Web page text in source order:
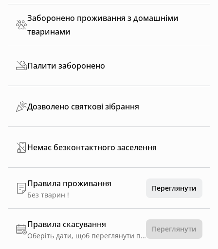
Заборонено проживання з домашніми
тваринами
Палити заборонено
Дозволено святкові зібрання
Немає безконтактного заселення
Правила проживання
Без тварин !
Переглянути
Правила скасування
Оберіть дати, щоб переглянути правила
Переглянути